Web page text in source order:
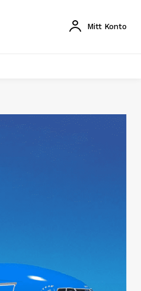
Mitt Konto